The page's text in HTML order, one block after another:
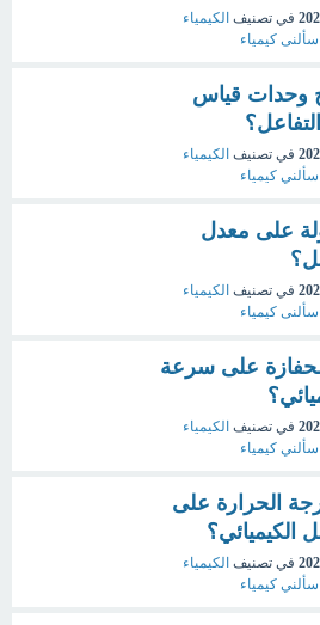
في تصنيف الكيمياء
كيمياء
وحدات قياس
في تصنيف الكيمياء
كيمياء
على معدل
في تصنيف الكيمياء
كيمياء
الحفازة على سرعة
في تصنيف الكيمياء
كيمياء
الحرارة على
الكيميائي؟
في تصنيف الكيمياء
كيمياء